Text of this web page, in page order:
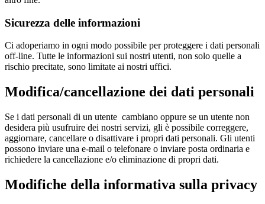
Sicurezza delle informazioni
Ci adoperiamo in ogni modo possibile per proteggere i dati personali
off-line. Tutte le informazioni sui nostri utenti, non solo quelle a
rischio precitate, sono limitate ai nostri uffici.
Modifica/cancellazione dei dati personali
Se i dati personali di un utente cambiano oppure se un utente non
desidera più usufruire dei nostri servizi, gli è possibile correggere,
aggiornare, cancellare o disattivare i propri dati personali. Gli utenti
possono inviare una e-mail o telefonare o inviare posta ordinaria e
richiedere la cancellazione e/o eliminazione di propri dati.
Modifiche della informativa sulla privacy